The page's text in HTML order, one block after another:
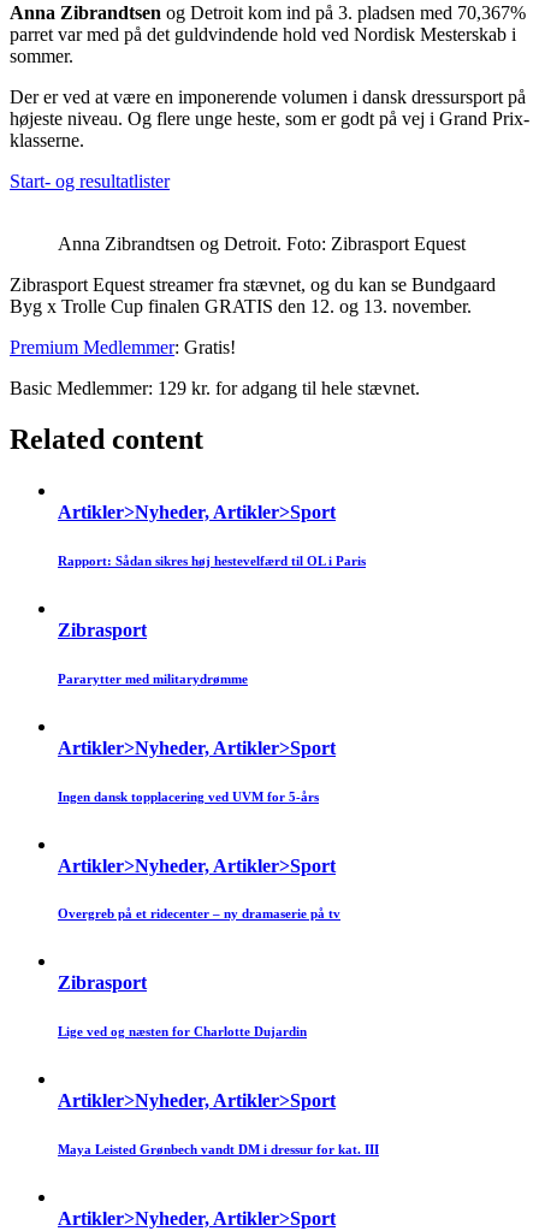
Anna Zibrandtsen og Detroit kom ind på 3. pladsen med 70,367%
parret var med på det guldvindende hold ved Nordisk Mesterskab i
sommer.
Der er ved at være en imponerende volumen i dansk dressursport på
højeste niveau. Og flere unge heste, som er godt på vej i Grand Prix-
klasserne.
Start- og resultatlister
Anna Zibrandtsen og Detroit. Foto: Zibrasport Equest
Zibrasport Equest streamer fra stævnet, og du kan se Bundgaard
Byg x Trolle Cup finalen GRATIS den 12. og 13. november.
Premium Medlemmer: Gratis!
Basic Medlemmer: 129 kr. for adgang til hele stævnet.
Related content
Artikler>Nyheder, Artikler>Sport
Rapport: Sådan sikres høj hestevelfærd til OL i Paris
Zibrasport
Pararytter med militarydrømme
Artikler>Nyheder, Artikler>Sport
Ingen dansk topplacering ved UVM for 5-års
Artikler>Nyheder, Artikler>Sport
Overgreb på et ridecenter – ny dramaserie på tv
Zibrasport
Lige ved og næsten for Charlotte Dujardin
Artikler>Nyheder, Artikler>Sport
Maya Leisted Grønbech vandt DM i dressur for kat. III
Artikler>Nyheder, Artikler>Sport